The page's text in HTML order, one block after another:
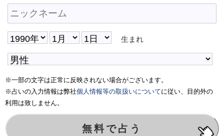
生まれ
※一部の文字は正常に反映されない場合がございます。
※占いの入力情報は弊社個人情報等の取扱いについてに従い、目的外の
利用は致しません。